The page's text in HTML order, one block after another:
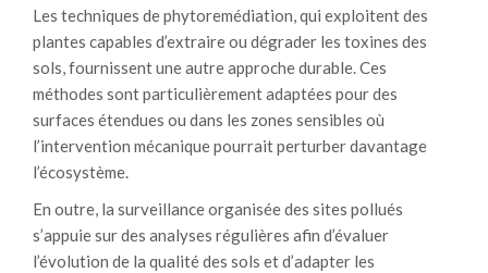
Les techniques de phytoremédiation, qui exploitent des
plantes capables d’extraire ou dégrader les toxines des
sols, fournissent une autre approche durable. Ces
méthodes sont particulièrement adaptées pour des
surfaces étendues ou dans les zones sensibles où
l’intervention mécanique pourrait perturber davantage
l’écosystème.
En outre, la surveillance organisée des sites pollués
s’appuie sur des analyses régulières afin d’évaluer
l’évolution de la qualité des sols et d’adapter les